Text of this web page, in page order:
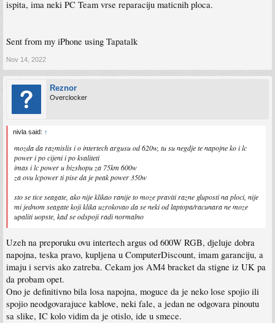
ispita, ima neki PC Team vrse reparaciju maticnih ploca.
Sent from my iPhone using Tapatalk
Nov 14, 2022
Reznor
Overclocker
nivla said: ↑
mozda da razmislis i o intertech argusu od 620w, tu su negdje te napojne ko i lc
power i po cijeni i po kvaliteti
imas i lc power u bizshopu za 75km 600w
za ovu lcpower ti pise da je peak power 350w
sto se tice seagate, ako nije klikao ranije to moze praviti razne gluposti na ploci, nije
mi jednom seagate koji klika uzrokovao da se neki od laptopa/racunara ne moze
upaliti uopste, kad se odspoji radi normalno
Uzeh na preporuku ovu intertech argus od 600W RGB, djeluje dobra
napojna, teska pravo, kupljena u ComputerDiscount, imam garanciju, a
imaju i servis ako zatreba. Cekam jos AM4 bracket da stigne iz UK pa
da probam opet.
Ono je definitivno bila losa napojna, moguce da je neko lose spojio ili
spojio neodgovarajuce kablove, neki fale, a jedan ne odgovara pinoutu
sa slike, IC kolo vidim da je otislo, ide u smece.